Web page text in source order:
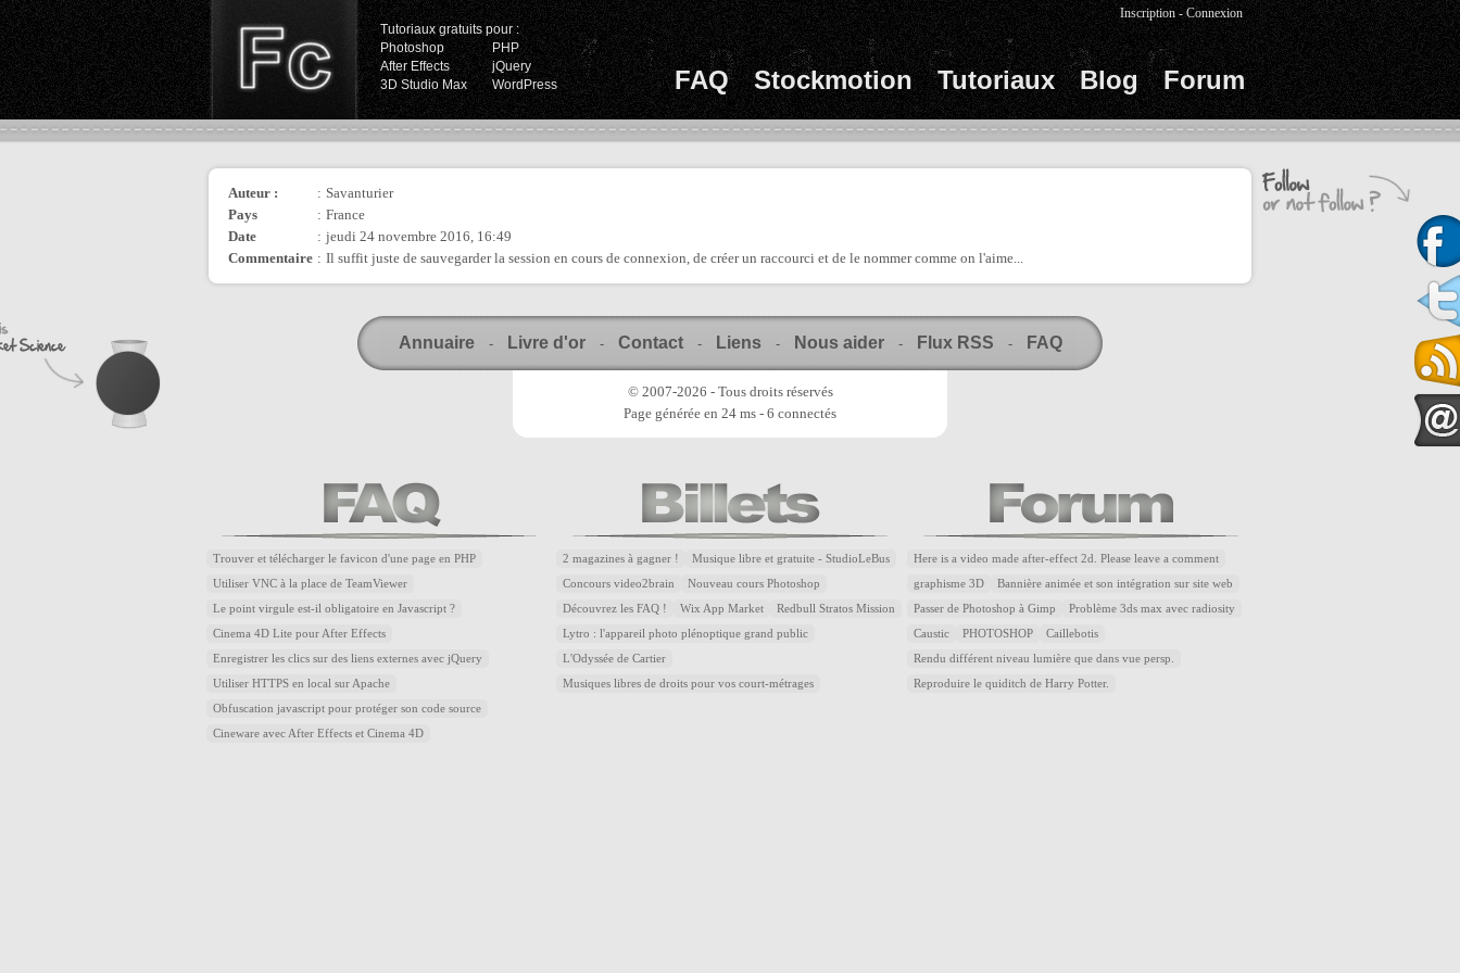
Tutoriaux gratuits pour :
Photoshop
PHP
After Effects
jQuery
3D Studio Max
WordPress FAQ Stockmotion Tutoriaux Blog Forum
Inscription -Connexion
Auteur : : Savanturier
Pays
: France
Date
: jeudi 24 novembre 2016, 16:49
Commentaire : Il suffit juste de sauvegarder la session en cours de connexion, de créer un raccourci et de le nommer comme on l'aime...
Annuaire - Livre d'or - Contact - Liens - Nous aider - Flux RSS - FAQ
© 2007-2026 - Tous droits réservés
Page générée en 24 ms - 6 connectés
Trouver et télécharger le favicon d'une page en PHP
Utiliser VNC à la place de TeamViewer
Le point virgule est-il obligatoire en Javascript ?
Cinema 4D Lite pour After Effects
Enregistrer les clics sur des liens externes avec jQuery
Utiliser HTTPS en local sur Apache
Obfuscation javascript pour protéger son code source
Cineware avec After Effects et Cinema 4D
2 magazines à gagner ! Musique libre et gratuite - StudioLeBus
Concours video2brain Nouveau cours Photoshop
Découvrez les FAQ ! Wix App Market Redbull Stratos Mission
Lytro : l'appareil photo plénoptique grand public
L'Odyssée de Cartier
Musiques libres de droits pour vos court-métrages
Here is a video made after-effect 2d. Please leave a comment
graphisme 3D Bannière animée et son intégration sur site web
Passer de Photoshop à Gimp Problème 3ds max avec radiosity
Caustic PHOTOSHOP Caillebotis
Rendu différent niveau lumière que dans vue persp.
Reproduire le quiditch de Harry Potter.